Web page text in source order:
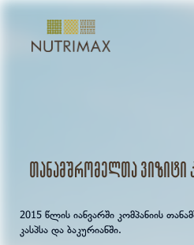
თანამშრომელთა ვიზიტი
2015 წლის იანვარში კომპანიის
კასპსა და ბაკურიანში.